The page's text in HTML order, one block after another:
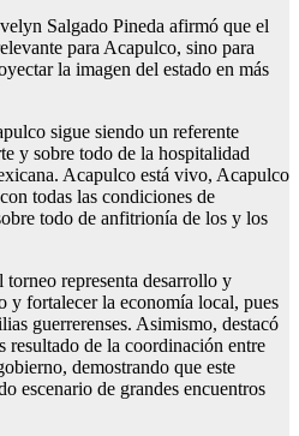
Salgado Pineda afirmó que el
para Acapulco, sino para
la imagen del estado en más
sigue siendo un referente
y sobre todo de la hospitalidad
Acapulco está vivo, Acapulco
todas las condiciones de
todo de anfitrionía de los y los
torneo representa desarrollo y
y fortalecer la economía local, pues
guerrerenses. Asimismo, destacó
resultado de la coordinación entre
demostrando que este
escenario de grandes encuentros